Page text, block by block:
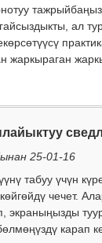
ал
жаркыраган
25-01-16
табуу үчүн
чечет.
экраныңызды
карап